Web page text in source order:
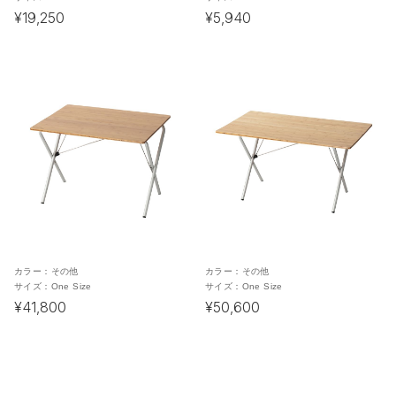
¥19,250 ¥5,940
カラー： その他
サイズ： One Size
¥41,800
カラー： その他
サイズ： One Size
¥50,600